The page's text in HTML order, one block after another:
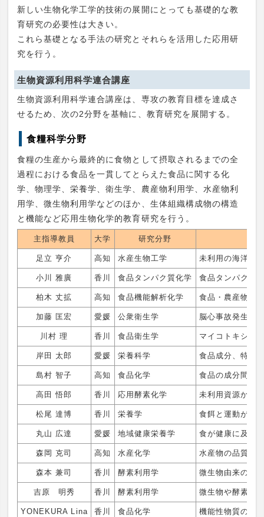
新しい生物化学工学的技術の展開にとっても基礎的な教
育研究の必要性は大きい。
これら基礎となる手法の研究とそれらを活用した応用研
究を行う。
生物資源利用科学連合講座
生物資源利用科学連合講座は、専攻の教育目標を達成さ
せるため、次の2分野を基軸に、教育研究を展開する。
食糧科学分野
食糧の生産から最終的に食物として摂取されるまでの全
過程における食品を一貫してとらえた食品に関する化
学、物理学、栄養学、衛生学、農産物利用学、水産物利
用学、微生物利用学などのほか、生体組織構成物の構造
と機能など応用生物化学的教育研究を行う。
主指導教員 大学 研究分野
足立 亨介 高知 水産生物工学 未利用の海洋資
小川 雅廣 香川 食品タンパク質化学 食品タンパク質
柏木 丈拡 高知 食品機能解析化学 食品・農産物・
加藤 匡宏 愛媛 公衆衛生学 脳心事故発生調
川村 理 香川 食品衛生学 マイコトキシン
岸田 太郎 愛媛 栄養科学 食品成分、特に
島村 智子 高知 食品化学 食品の成分間反
高田 悟郎 香川 応用酵素化学 未利用資源から
松尾 達博 香川 栄養学 食餌と運動が生
丸山 広達 愛媛 地域健康栄養学 食が健康に及ぼ
森岡 克司 高知 水産化学 水産物の品質評
森本 兼司 香川 酵素利用学 微生物由来の酵
吉原 明秀 香川 酵素利用学 微生物や酵素を
YONEKURA Lina 香川 食品化学 機能性物質の吸